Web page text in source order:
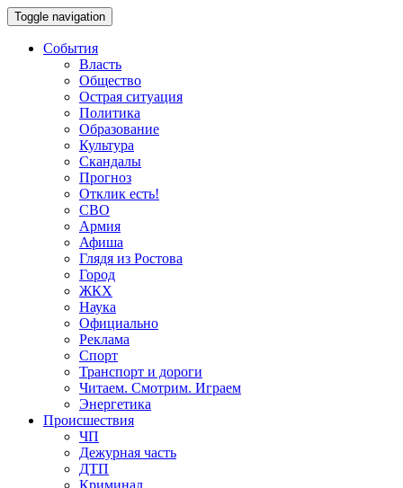
Toggle navigation
События
Власть
Общество
Острая ситуация
Политика
Образование
Культура
Скандалы
Прогноз
Отклик есть!
СВО
Армия
Афиша
Глядя из Ростова
Город
ЖКХ
Наука
Официально
Реклама
Спорт
Транспорт и дороги
Читаем. Смотрим. Играем
Энергетика
Происшествия
ЧП
Дежурная часть
ДТП
Криминал